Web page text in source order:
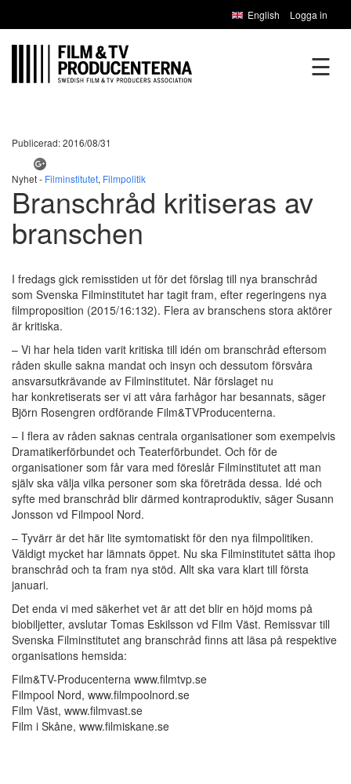
English Logga in
☰
Publicerad: 2016/08/31
Nyhet - Filminstitutet, Filmpolitik
Branschråd kritiseras av
branschen
I fredags gick remisstiden ut för det förslag till nya branschråd
som Svenska Filminstitutet har tagit fram, efter regeringens nya
filmproposition (2015/16:132). Flera av branschens stora aktörer
är kritiska.
– Vi har hela tiden varit kritiska till idén om branschråd eftersom
råden skulle sakna mandat och insyn och dessutom försvåra
ansvarsutkrävande av Filminstitutet. När förslaget nu
har konkretiserats ser vi att våra farhågor har besannats, säger
Björn Rosengren ordförande Film&TVProducenterna.
– I flera av råden saknas centrala organisationer som exempelvis
Dramatikerförbundet och Teaterförbundet. Och för de
organisationer som får vara med föreslår Filminstitutet att man
själv ska välja vilka personer som ska företräda dessa. Idé och
syfte med branschråd blir därmed kontraproduktiv, säger Susann
Jonsson vd Filmpool Nord.
– Tyvärr är det här lite symtomatiskt för den nya filmpolitiken.
Väldigt mycket har lämnats öppet. Nu ska Filminstitutet sätta ihop
branschråd och ta fram nya stöd. Allt ska vara klart till första
januari.
Det enda vi med säkerhet vet är att det blir en höjd moms på
biobiljetter, avslutar Tomas Eskilsson vd Film Väst. Remissvar till
Svenska Filminstitutet ang branschråd finns att läsa på respektive
organisations hemsida:
Film&TV-Producenterna www.filmtvp.se
Filmpool Nord, www.filmpoolnord.se
Film Väst, www.filmvast.se
Film i Skåne, www.filmiskane.se